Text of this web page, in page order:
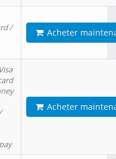
/
Acheter
Acheter